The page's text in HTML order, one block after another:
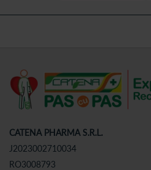
CATENA PHARMA S.R.L.
J2023002710034
RO3008793